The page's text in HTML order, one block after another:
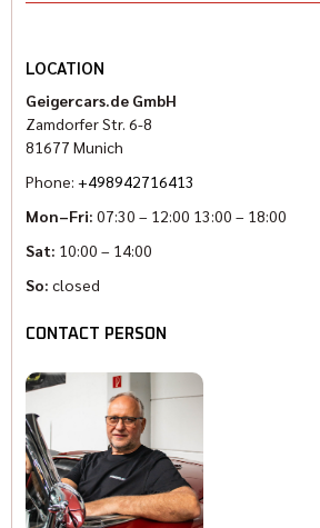
LOCATION
Geigercars.de GmbH
Zamdorfer Str. 6-8
81677 Munich
Phone: +498942716413
Mon–Fri: 07:30 – 12:00 13:00 – 18:00
Sat: 10:00 – 14:00
So: closed
CONTACT PERSON